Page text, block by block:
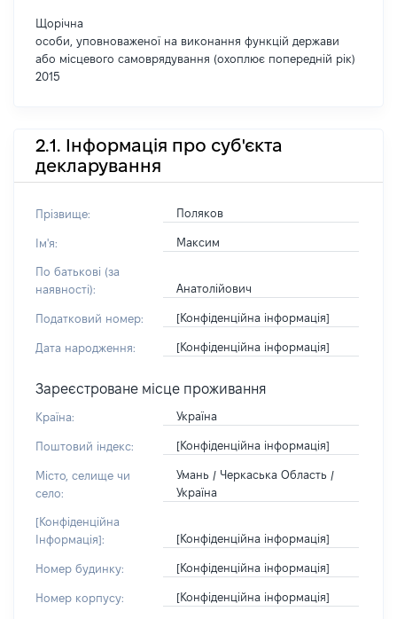
Щорічна
особи, уповноваженої на виконання функцій держави
або місцевого самоврядування (охоплює попередній рік)
2015
2.1. Інформація про суб'єкта
декларування
Прізвище: Поляков
Ім'я: Максим
По батькові (за
наявності):
Анатолійович
Податковий номер: [Конфіденційна інформація]
Дата народження: [Конфіденційна інформація]
Зареєстроване місце проживання
Країна: Україна
Поштовий індекс: [Конфіденційна інформація]
Місто, селище чи
село:
Умань / Черкаська Область /
Україна
[Конфіденційна
Інформація]:
[Конфіденційна інформація]
Номер будинку: [Конфіденційна інформація]
Номер корпусу: [Конфіденційна інформація]